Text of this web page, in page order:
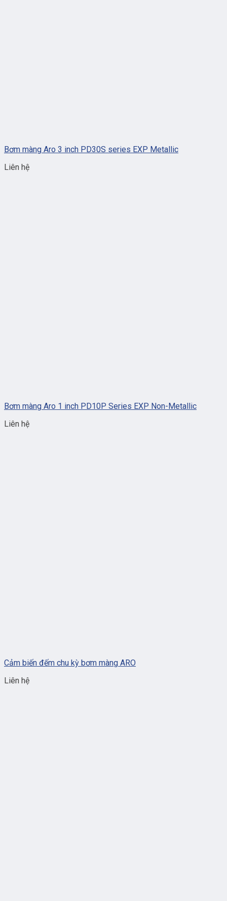
Bơm màng Aro 3 inch PD30S series EXP Metallic
Liên hệ
Bơm màng Aro 1 inch PD10P Series EXP Non-Metallic
Liên hệ
Cảm biến đếm chu kỳ bơm màng ARO
Liên hệ